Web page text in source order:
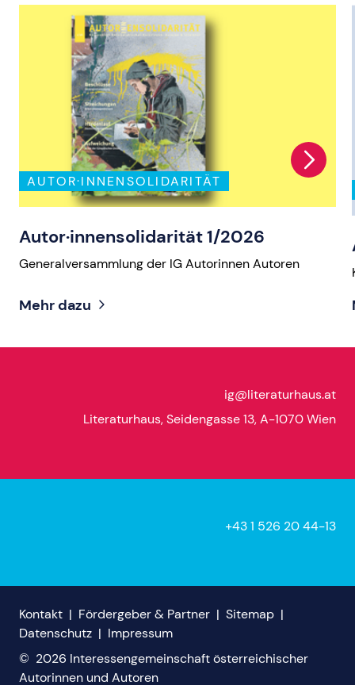
AUTOR·INNENSOLIDARITÄT
Autor·innensolidarität 1/2026
Generalversammlung der IG Autorinnen Autoren
Mehr dazu
ig@literaturhaus.at
Literaturhaus, Seidengasse 13, A-1070 Wien
+43 1 526 20 44-13
Kontakt | Fördergeber & Partner | Sitemap |
Datenschutz | Impressum
© 2026 Interessengemeinschaft österreichischer
Autorinnen und Autoren